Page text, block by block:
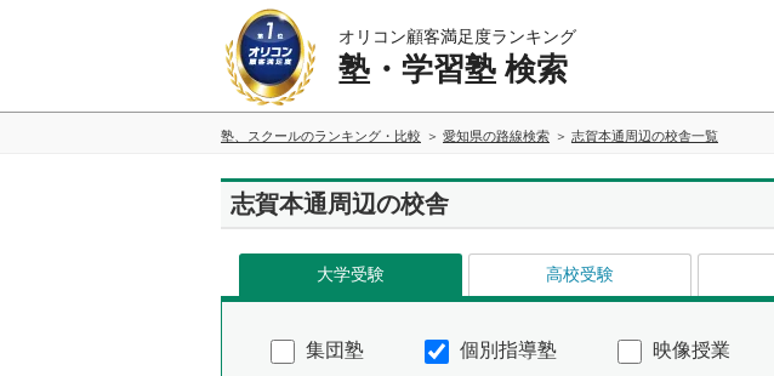
オリコン顧客満足度ランキング
塾・学習塾 検索
塾、スクールのランキング・比較 愛知県の路線検索 志賀本通周辺の校舎一覧
志賀本通周辺の校舎
大学受験 高校受験
集団塾 個別指導塾 映像授業